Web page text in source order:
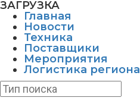
ЗАГРУЗКА
Главная
Новости
Техника
Поставщики
Мероприятия
Логистика региона